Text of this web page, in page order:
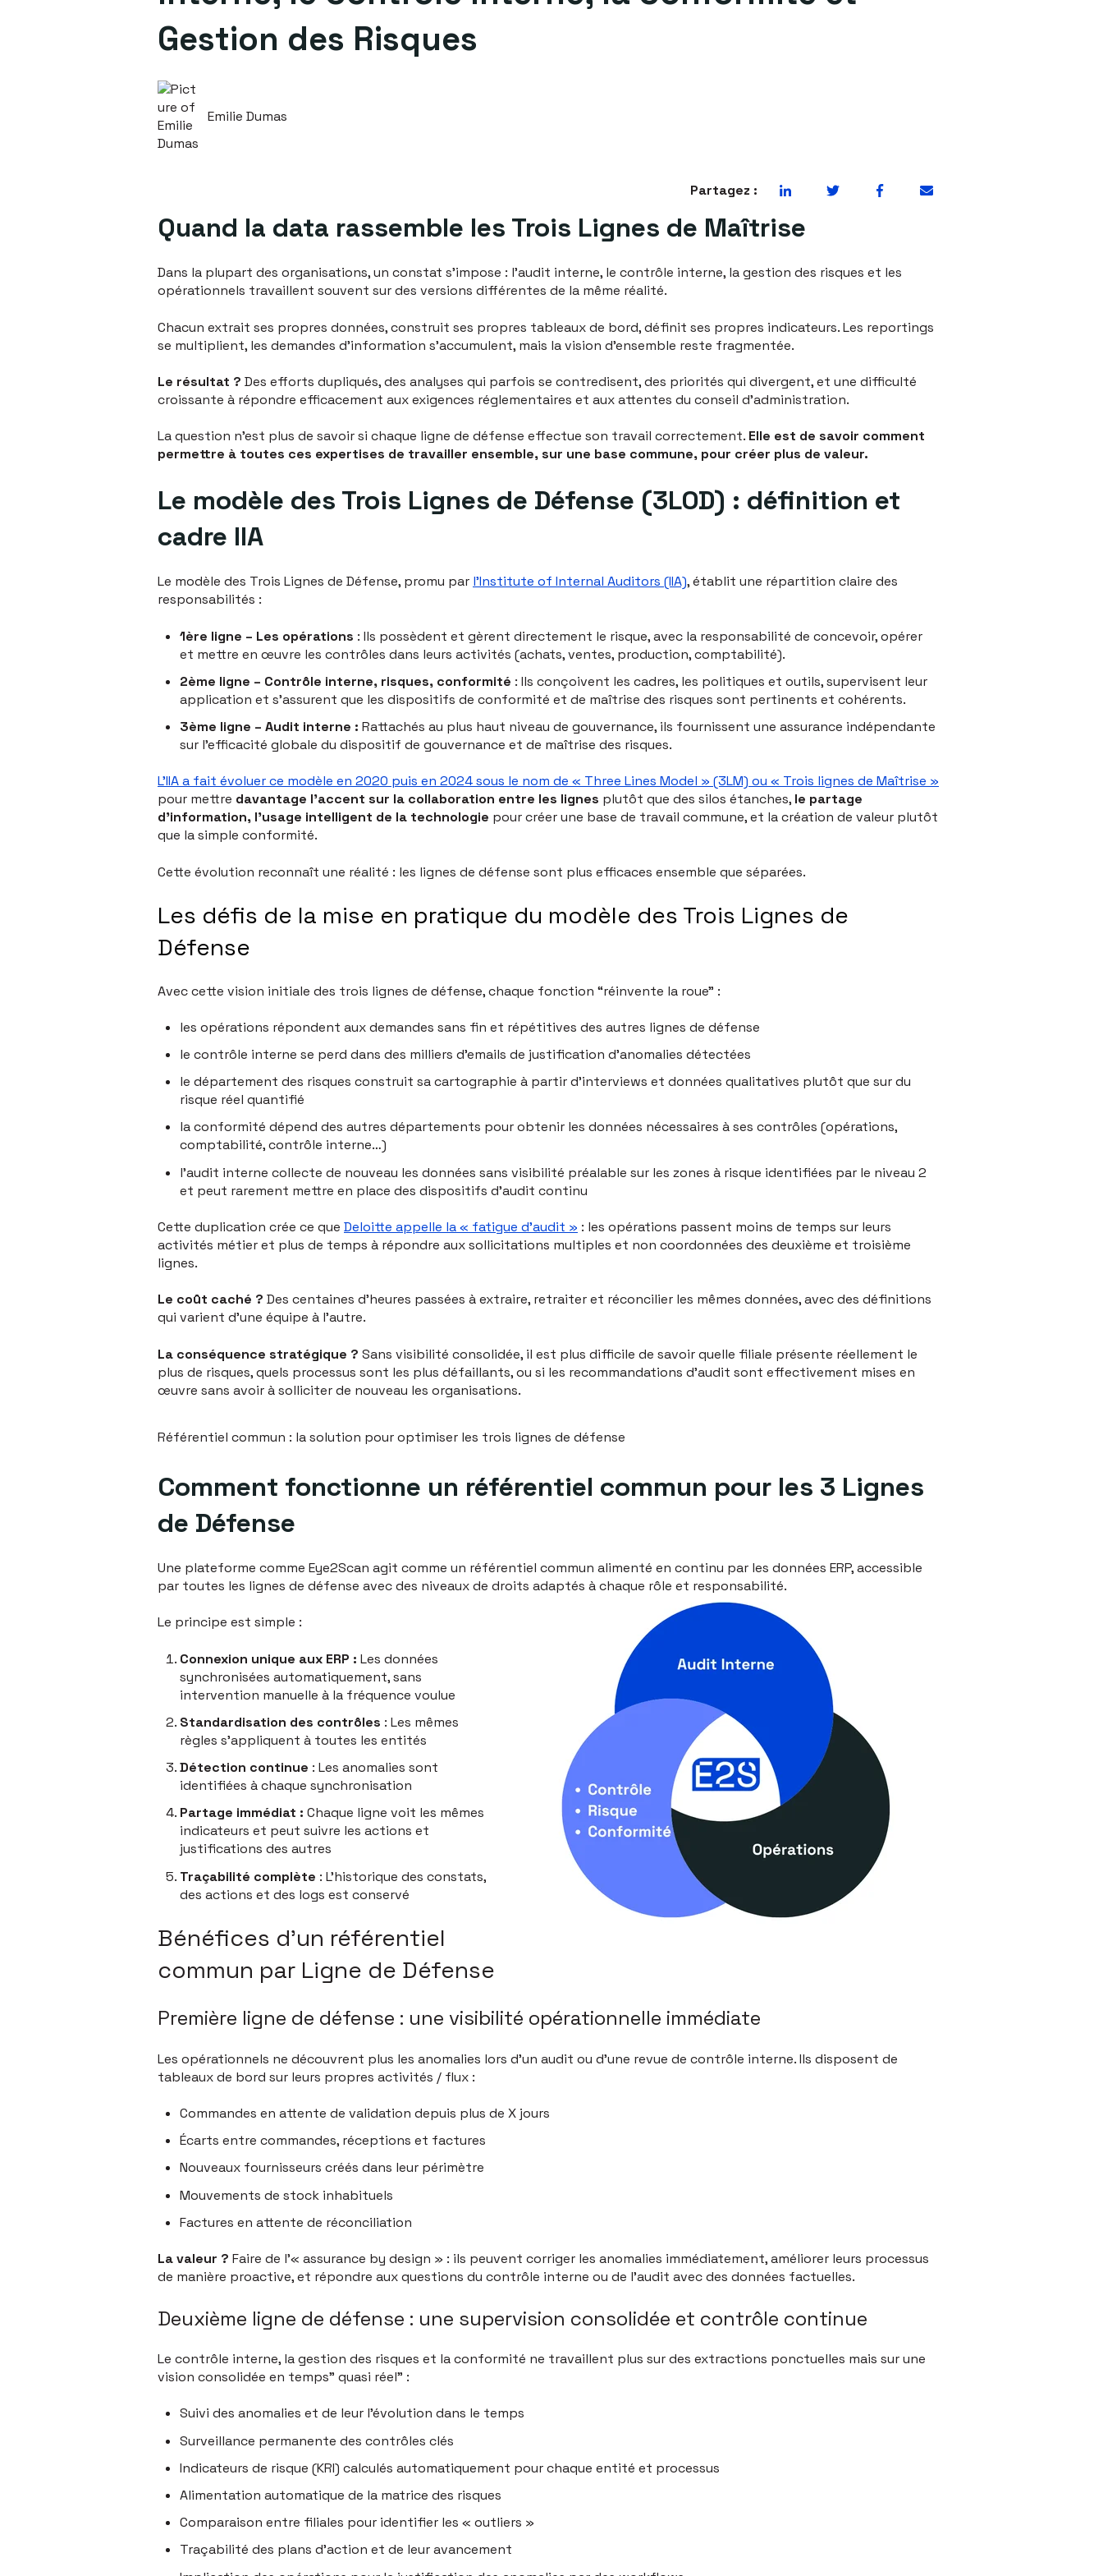
Gestion des Risques
Emilie Dumas
Partagez :
Quand la data rassemble les Trois Lignes de Maîtrise
Dans la plupart des organisations, un constat s'impose : l'audit interne, le contrôle interne, la gestion des risques et les
opérationnels travaillent souvent sur des versions différentes de la même réalité.
Chacun extrait ses propres données, construit ses propres tableaux de bord, définit ses propres indicateurs. Les reportings
se multiplient, les demandes d'information s'accumulent, mais la vision d'ensemble reste fragmentée.
Le résultat ? Des efforts dupliqués, des analyses qui parfois se contredisent, des priorités qui divergent, et une difficulté
croissante à répondre efficacement aux exigences réglementaires et aux attentes du conseil d'administration.
La question n'est plus de savoir si chaque ligne de défense effectue son travail correctement. Elle est de savoir comment
permettre à toutes ces expertises de travailler ensemble, sur une base commune, pour créer plus de valeur.
Le modèle des Trois Lignes de Défense (3LOD) : définition et
cadre IIA
Le modèle des Trois Lignes de Défense, promu par l'Institute of Internal Auditors (IIA), établit une répartition claire des
responsabilités :
1ère ligne – Les opérations : Ils possèdent et gèrent directement le risque, avec la responsabilité de concevoir, opérer
et mettre en œuvre les contrôles dans leurs activités (achats, ventes, production, comptabilité).
2ème ligne – Contrôle interne, risques, conformité : Ils conçoivent les cadres, les politiques et outils, supervisent leur
application et s'assurent que les dispositifs de conformité et de maîtrise des risques sont pertinents et cohérents.
3ème ligne – Audit interne : Rattachés au plus haut niveau de gouvernance, ils fournissent une assurance indépendante
sur l'efficacité globale du dispositif de gouvernance et de maîtrise des risques.
L'IIA a fait évoluer ce modèle en 2020 puis en 2024 sous le nom de « Three Lines Model » (3LM) ou « Trois lignes de Maîtrise »
pour mettre davantage l'accent sur la collaboration entre les lignes plutôt que des silos étanches, le partage
d'information, l'usage intelligent de la technologie pour créer une base de travail commune, et la création de valeur plutôt
que la simple conformité.
Cette évolution reconnaît une réalité : les lignes de défense sont plus efficaces ensemble que séparées.
Les défis de la mise en pratique du modèle des Trois Lignes de
Défense
Avec cette vision initiale des trois lignes de défense, chaque fonction “réinvente la roue” :
les opérations répondent aux demandes sans fin et répétitives des autres lignes de défense
le contrôle interne se perd dans des milliers d’emails de justification d’anomalies détectées
le département des risques construit sa cartographie à partir d’interviews et données qualitatives plutôt que sur du
risque réel quantifié
la conformité dépend des autres départements pour obtenir les données nécessaires à ses contrôles (opérations,
comptabilité, contrôle interne…)
l'audit interne collecte de nouveau les données sans visibilité préalable sur les zones à risque identifiées par le niveau 2
et peut rarement mettre en place des dispositifs d’audit continu
Cette duplication crée ce que Deloitte appelle la « fatigue d'audit » : les opérations passent moins de temps sur leurs
activités métier et plus de temps à répondre aux sollicitations multiples et non coordonnées des deuxième et troisième
lignes.
Le coût caché ? Des centaines d'heures passées à extraire, retraiter et réconcilier les mêmes données, avec des définitions
qui varient d'une équipe à l'autre.
La conséquence stratégique ? Sans visibilité consolidée, il est plus difficile de savoir quelle filiale présente réellement le
plus de risques, quels processus sont les plus défaillants, ou si les recommandations d'audit sont effectivement mises en
œuvre sans avoir à solliciter de nouveau les organisations.
Référentiel commun : la solution pour optimiser les trois lignes de défense
Comment fonctionne un référentiel commun pour les 3 Lignes
de Défense
Une plateforme comme Eye2Scan agit comme un référentiel commun alimenté en continu par les données ERP, accessible
par toutes les lignes de défense avec des niveaux de droits adaptés à chaque rôle et responsabilité.
Le principe est simple :
Connexion unique aux ERP : Les données
synchronisées automatiquement, sans
intervention manuelle à la fréquence voulue
Standardisation des contrôles : Les mêmes
règles s'appliquent à toutes les entités
Détection continue : Les anomalies sont
identifiées à chaque synchronisation
Partage immédiat : Chaque ligne voit les mêmes
indicateurs et peut suivre les actions et
justifications des autres
Traçabilité complète : L'historique des constats,
des actions et des logs est conservé
Bénéfices d'un référentiel
commun par Ligne de Défense
Première ligne de défense : une visibilité opérationnelle immédiate
Les opérationnels ne découvrent plus les anomalies lors d'un audit ou d'une revue de contrôle interne. Ils disposent de
tableaux de bord sur leurs propres activités / flux :
Commandes en attente de validation depuis plus de X jours
Écarts entre commandes, réceptions et factures
Nouveaux fournisseurs créés dans leur périmètre
Mouvements de stock inhabituels
Factures en attente de réconciliation
La valeur ? Faire de l’« assurance by design » : ils peuvent corriger les anomalies immédiatement, améliorer leurs processus
de manière proactive, et répondre aux questions du contrôle interne ou de l'audit avec des données factuelles.
Deuxième ligne de défense : une supervision consolidée et contrôle continue
Le contrôle interne, la gestion des risques et la conformité ne travaillent plus sur des extractions ponctuelles mais sur une
vision consolidée en temps” quasi réel” :
Suivi des anomalies et de leur l'évolution dans le temps
Surveillance permanente des contrôles clés
Indicateurs de risque (KRI) calculés automatiquement pour chaque entité et processus
Alimentation automatique de la matrice des risques
Comparaison entre filiales pour identifier les « outliers »
Traçabilité des plans d'action et de leur avancement